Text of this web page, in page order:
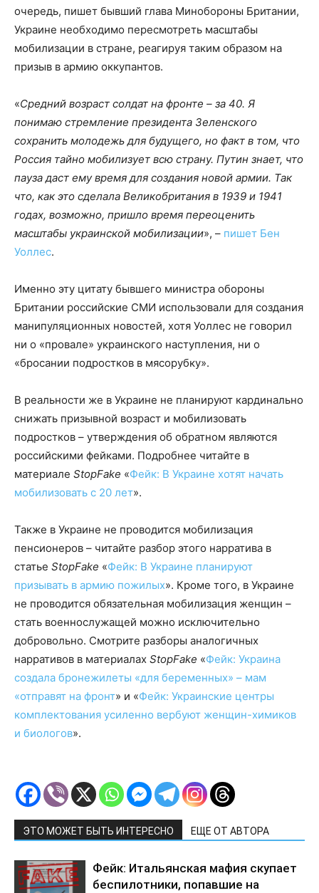
очередь, пишет бывший глава Минобороны Британии,
Украине необходимо пересмотреть масштабы
мобилизации в стране, реагируя таким образом на
призыв в армию оккупантов.
«Средний возраст солдат на фронте – за 40. Я
понимаю стремление президента Зеленского
сохранить молодежь для будущего, но факт в том, что
Россия тайно мобилизует всю страну. Путин знает, что
пауза даст ему время для создания новой армии. Так
что, как это сделала Великобритания в 1939 и 1941
годах, возможно, пришло время переоценить
масштабы украинской мобилизации», – пишет Бен
Уоллес.
Именно эту цитату бывшего министра обороны
Британии российские СМИ использовали для создания
манипуляционных новостей, хотя Уоллес не говорил
ни о «провале» украинского наступления, ни о
«бросании подростков в мясорубку».
В реальности же в Украине не планируют кардинально
снижать призывной возраст и мобилизовать
подростков – утверждения об обратном являются
российскими фейками. Подробнее читайте в
материале StopFake «Фейк: В Украине хотят начать
мобилизовать с 20 лет».
Также в Украине не проводится мобилизация
пенсионеров – читайте разбор этого нарратива в
статье StopFake «Фейк: В Украине планируют
призывать в армию пожилых». Кроме того, в Украине
не проводится обязательная мобилизация женщин –
стать военнослужащей можно исключительно
добровольно. Смотрите разборы аналогичных
нарративов в материалах StopFake «Фейк: Украина
создала бронежилеты «для беременных» – мам
«отправят на фронт» и «Фейк: Украинские центры
комплектования усиленно вербуют женщин-химиков
и биологов».
ЭТО МОЖЕТ БЫТЬ ИНТЕРЕСНО ЕЩЕ ОТ АВТОРА
Фейк: Итальянская мафия скупает
беспилотники, попавшие на